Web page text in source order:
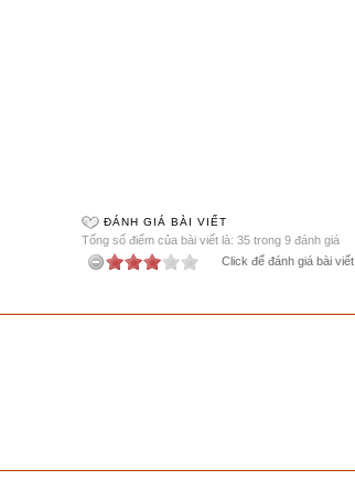
ĐÁNH GIÁ BÀI VIẾT
Tổng số điểm của bài viết là: 35 trong 9 đánh giá
Click để đánh giá bài viết